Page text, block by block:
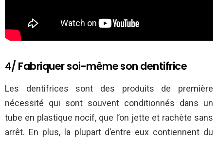
4/ Fabriquer soi-même son dentifrice
Les dentifrices sont des produits de première
nécessité qui sont souvent conditionnés dans un
tube en plastique nocif, que l’on jette et rachète sans
arrêt. En plus, la plupart d’entre eux contiennent du